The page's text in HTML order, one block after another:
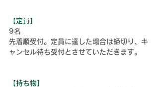
【定員】
9名
先着順受付。定員に達した場合は締切り、キ
ャンセル待ち受付とさせていただきます。
【持ち物】